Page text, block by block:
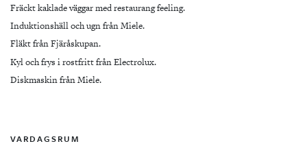
Fräckt kaklade väggar med restaurang feeling.
Induktionshäll och ugn från Miele.
Fläkt från Fjäråskupan.
Kyl och frys i rostfritt från Electrolux.
Diskmaskin från Miele.
VARDAGSRUM